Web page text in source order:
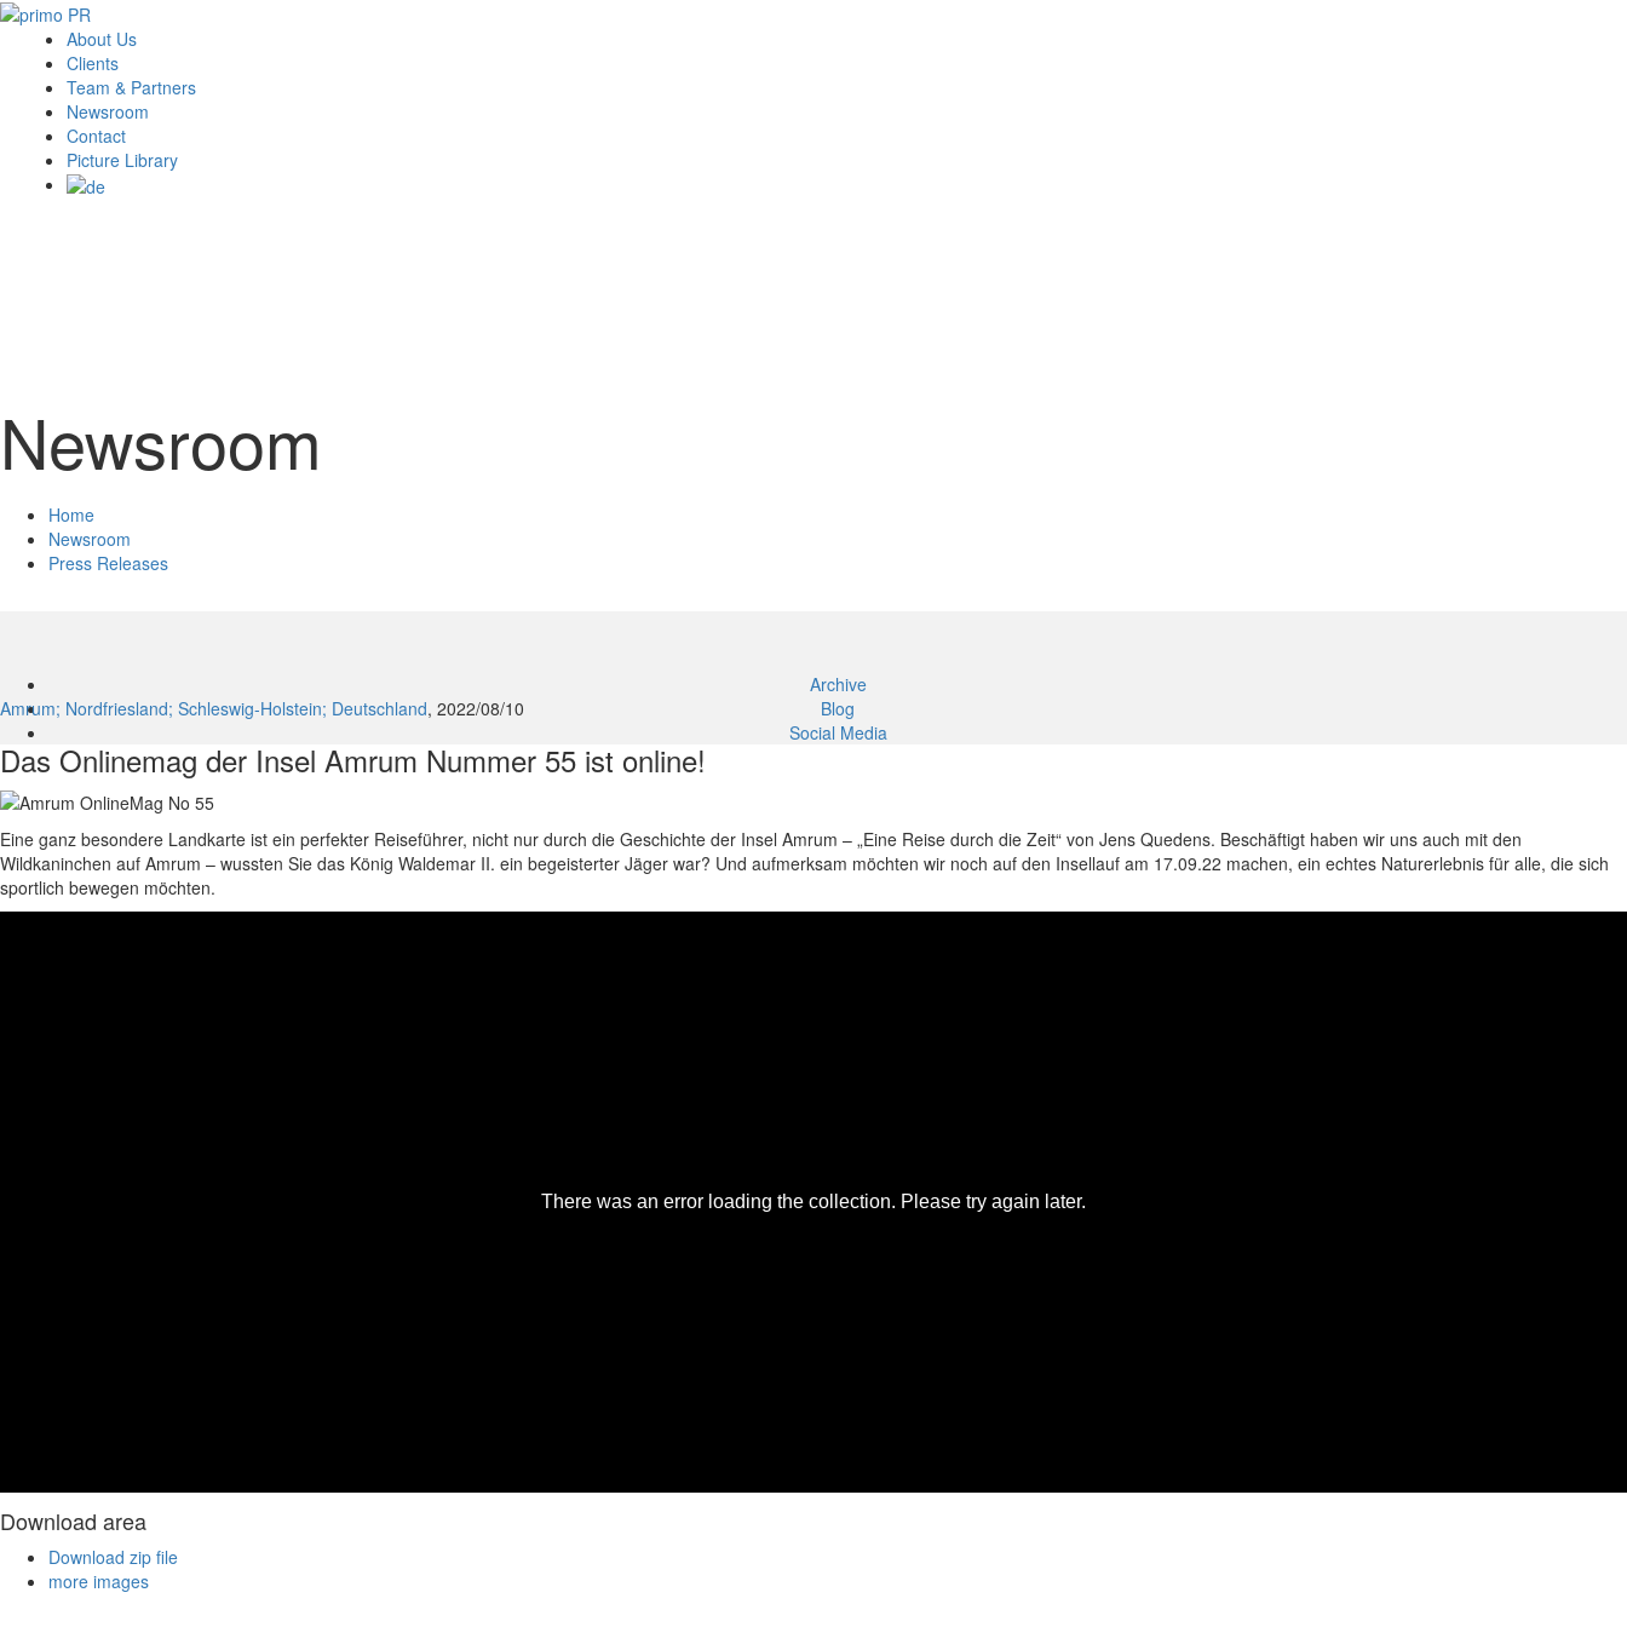
About Us
Clients
Team & Partners
Newsroom
Contact
Picture Library
Newsroom
Home
Newsroom
Press Releases
Archive
Blog
Social Media
Amrum; Nordfriesland; Schleswig-Holstein; Deutschland, 2022/08/10
Das Onlinemag der Insel Amrum Nummer 55 ist online!
Eine ganz besondere Landkarte ist ein perfekter Reiseführer, nicht nur durch die Geschichte der Insel Amrum – „Eine Reise durch die Zeit“ von Jens Quedens. Beschäftigt haben wir uns auch mit den
Wildkaninchen auf Amrum – wussten Sie das König Waldemar II. ein begeisterter Jäger war? Und aufmerksam möchten wir noch auf den Insellauf am 17.09.22 machen, ein echtes Naturerlebnis für alle, die sich
sportlich bewegen möchten.
Download area
Download zip file
more images